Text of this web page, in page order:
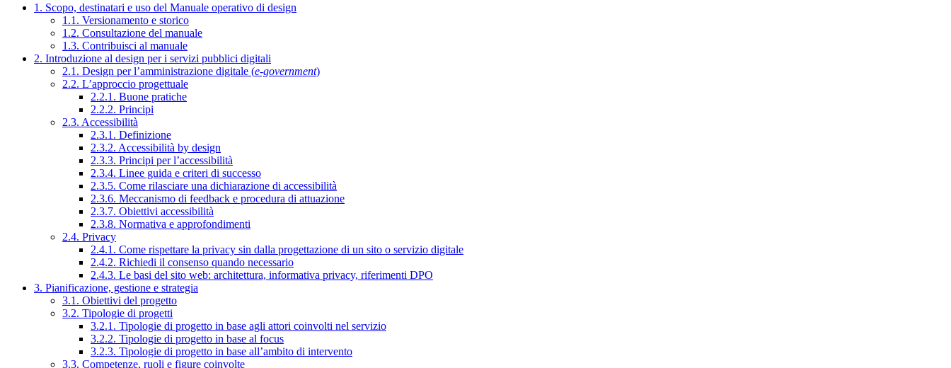
1. Scopo, destinatari e uso del Manuale operativo di design
1.1. Versionamento e storico
1.2. Consultazione del manuale
1.3. Contribuisci al manuale
2. Introduzione al design per i servizi pubblici digitali
2.1. Design per l’amministrazione digitale (e-government)
2.2. L’approccio progettuale
2.2.1. Buone pratiche
2.2.2. Principi
2.3. Accessibilità
2.3.1. Definizione
2.3.2. Accessibilità by design
2.3.3. Principi per l’accessibilità
2.3.4. Linee guida e criteri di successo
2.3.5. Come rilasciare una dichiarazione di accessibilità
2.3.6. Meccanismo di feedback e procedura di attuazione
2.3.7. Obiettivi accessibilità
2.3.8. Normativa e approfondimenti
2.4. Privacy
2.4.1. Come rispettare la privacy sin dalla progettazione di un sito o servizio digitale
2.4.2. Richiedi il consenso quando necessario
2.4.3. Le basi del sito web: architettura, informativa privacy, riferimenti DPO
3. Pianificazione, gestione e strategia
3.1. Obiettivi del progetto
3.2. Tipologie di progetti
3.2.1. Tipologie di progetto in base agli attori coinvolti nel servizio
3.2.2. Tipologie di progetto in base al focus
3.2.3. Tipologie di progetto in base all’ambito di intervento
3.3. Competenze, ruoli e figure coinvolte